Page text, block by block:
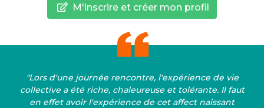
M'inscrire et créer mon profil
"Lors d'une journée rencontre, l'expérience de vie
collective a été riche, chaleureuse et tolérante. Il faut
en effet avoir l'expérience de cet affect naissant